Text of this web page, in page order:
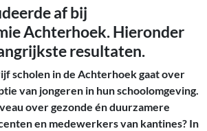
af bij
Achterhoek. Hieronder
resultaten.
scholen in de Achterhoek gaat over
van jongeren in hun schoolomgeving.
over gezonde én duurzamere
en medewerkers van kantines? In